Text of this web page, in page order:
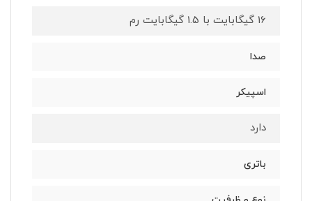
16 گیگابایت با 1.5 گیگابایت رم
صدا
اسپیکر
دارد
باتری